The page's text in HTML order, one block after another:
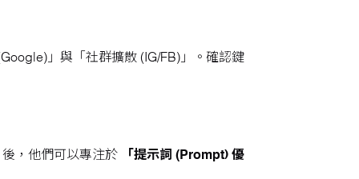
」與「社群擴散 (IG/FB)」。確認鍵
，他們可以專注於 「提示詞 (Prompt) 優